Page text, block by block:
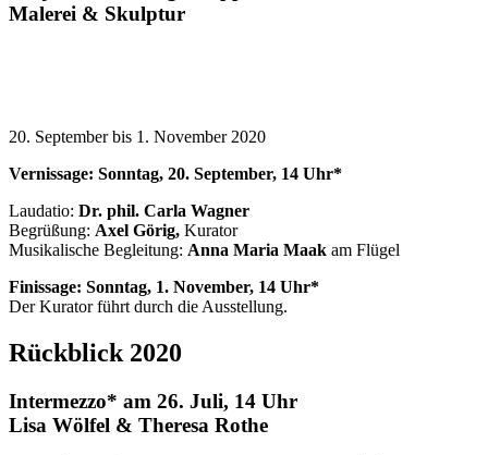
Malerei & Skulptur
20. September bis 1. November 2020
Vernissage: Sonntag, 20. September, 14 Uhr*
Laudatio: Dr. phil. Carla Wagner
Begrüßung: Axel Görig, Kurator
Musikalische Begleitung: Anna Maria Maak am Flügel
Finissage: Sonntag, 1. November, 14 Uhr*
Der Kurator führt durch die Ausstellung.
Rückblick 2020
Intermezzo* am 26. Juli, 14 Uhr
Lisa Wölfel & Theresa Rothe